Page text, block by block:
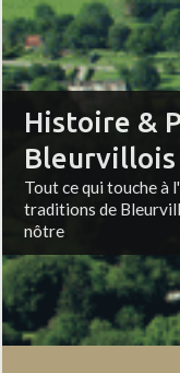
Histoire &
Bleurvillois
Tout ce qui touche à
traditions de
nôtre